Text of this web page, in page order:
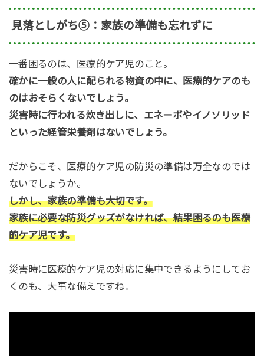
見落としがち⑤：家族の準備も忘れずに
一番困るのは、医療的ケア児のこと。
確かに一般の人に配られる物資の中に、医療的ケアのも
のはおそらくないでしょう。
災害時に行われる炊き出しに、エネーボやイノソリッド
といった経管栄養剤はないでしょう。
だからこそ、医療的ケア児の防災の準備は万全なのでは
ないでしょうか。
しかし、家族の準備も大切です。
家族に必要な防災グッズがなければ、結果困るのも医療
的ケア児です。
災害時に医療的ケア児の対応に集中できるようにしてお
くのも、大事な備えですね。